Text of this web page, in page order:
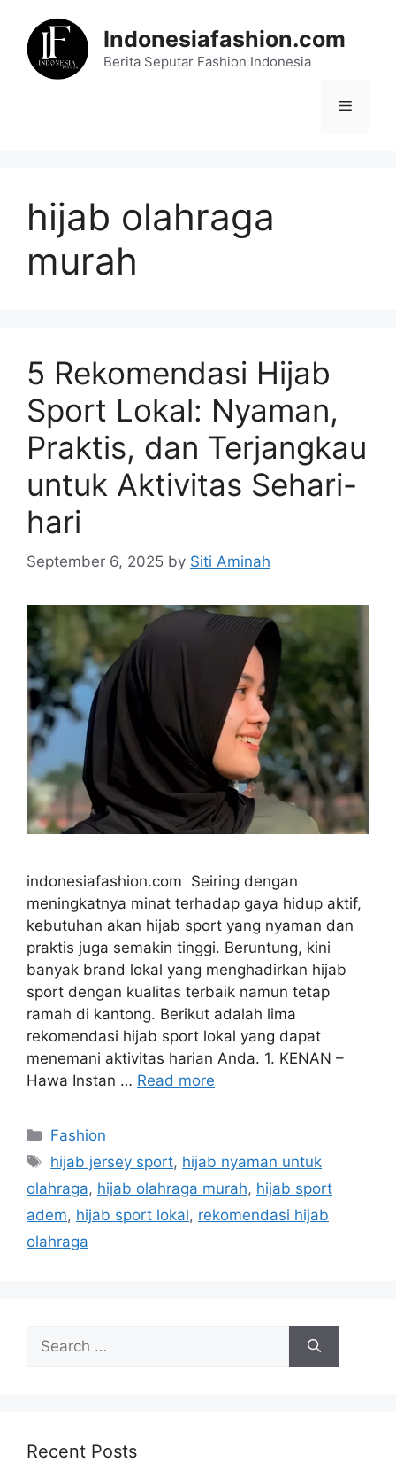
content
Indonesiafashion.com
Berita Seputar Fashion Indonesia
Menu
hijab olahraga
murah
5 Rekomendasi Hijab
Sport Lokal: Nyaman,
Praktis, dan Terjangkau
untuk Aktivitas Sehari-
hari
September 6, 2025 by Siti Aminah
indonesiafashion.com Seiring dengan
meningkatnya minat terhadap gaya hidup aktif,
kebutuhan akan hijab sport yang nyaman dan
praktis juga semakin tinggi. Beruntung, kini
banyak brand lokal yang menghadirkan hijab
sport dengan kualitas terbaik namun tetap
ramah di kantong. Berikut adalah lima
rekomendasi hijab sport lokal yang dapat
menemani aktivitas harian Anda. 1. KENAN –
Hawa Instan … Read more
Categories
Fashion
Tags
hijab jersey sport, hijab nyaman untuk
olahraga, hijab olahraga murah, hijab sport
adem, hijab sport lokal, rekomendasi hijab
olahraga
for:
Recent Posts